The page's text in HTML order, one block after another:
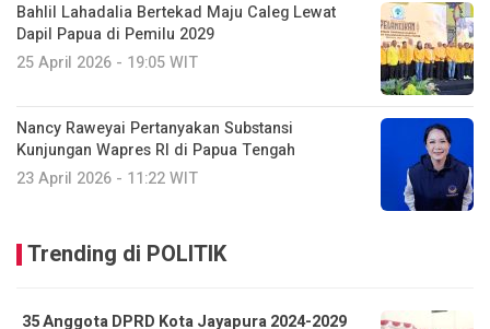
Bahlil Lahadalia Bertekad Maju Caleg Lewat
Dapil Papua di Pemilu 2029
25 April 2026 - 19:05 WIT
Nancy Raweyai Pertanyakan Substansi
Kunjungan Wapres RI di Papua Tengah
23 April 2026 - 11:22 WIT
Trending di POLITIK
35 Anggota DPRD Kota Jayapura 2024-2029